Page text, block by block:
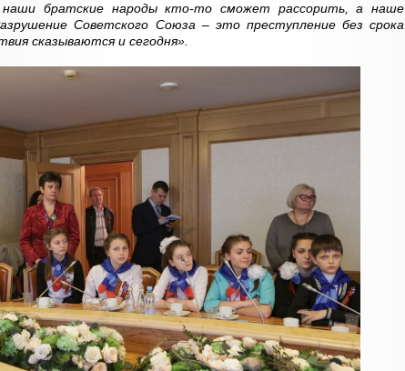
братские народы кто-то сможет рассорить, а наше
Советского Союза – это преступление без срока
сказываются и сегодня».